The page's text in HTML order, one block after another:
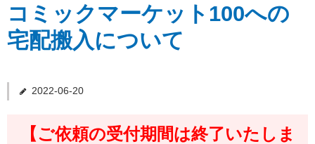
データ作成ガイド
コミックマーケット100への
宅配搬入について
2022-06-20
【ご依頼の受付期間は終了いたしま